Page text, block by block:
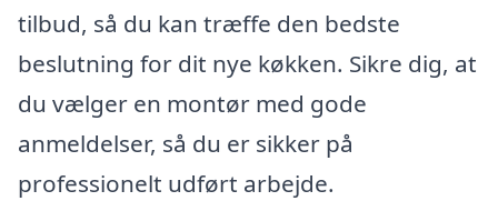
tilbud, så du kan træffe den bedste
beslutning for dit nye køkken. Sikre dig, at
du vælger en montør med gode
anmeldelser, så du er sikker på
professionelt udført arbejde.